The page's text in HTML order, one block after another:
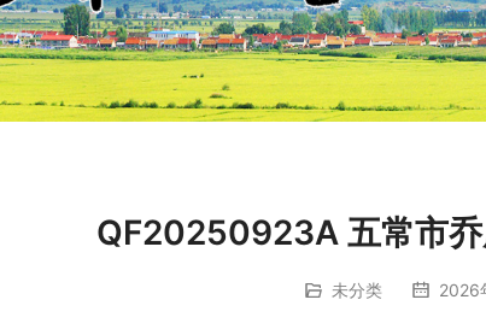
QF20250923A 五常市乔
未分类 2026